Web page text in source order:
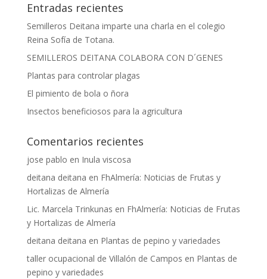
Entradas recientes
Semilleros Deitana imparte una charla en el colegio
Reina Sofía de Totana.
SEMILLEROS DEITANA COLABORA CON D´GENES
Plantas para controlar plagas
El pimiento de bola o ñora
Insectos beneficiosos para la agricultura
Comentarios recientes
jose pablo en Inula viscosa
deitana deitana en FhAlmería: Noticias de Frutas y
Hortalizas de Almería
Lic. Marcela Trinkunas en FhAlmería: Noticias de Frutas
y Hortalizas de Almería
deitana deitana en Plantas de pepino y variedades
taller ocupacional de Villalón de Campos en Plantas de
pepino y variedades